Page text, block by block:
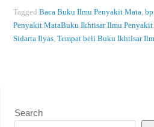
Tagged Baca Buku Ilmu Penyakit Mata
Penyakit MataBuku Ikhtisar Ilmu Penyakit
Sidarta Ilyas, Tempat beli Buku Ikhtisar
Search